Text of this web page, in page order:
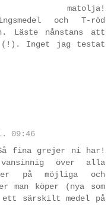
och T-röd
Läste nånstans att
(!). Inget jag testat
09:46
Så fina grejer ni har!
över alla
på möjliga och
köper (nya som
ett särskilt medel på